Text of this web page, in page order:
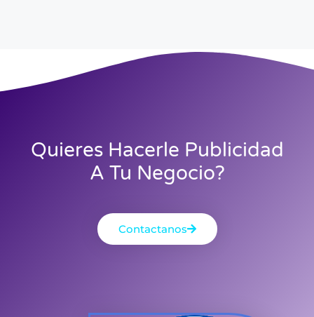
Quieres Hacerle Publicidad
A Tu Negocio?
Contactanos